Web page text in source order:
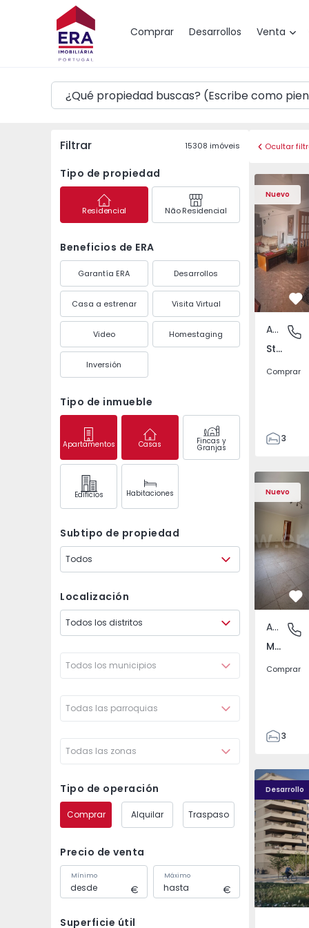
Comprar Desarrollos Venta
Mapa
Filtrar 15308 imóveis
Tipo de propiedad
Residencial Não Residencial
Beneficios de ERA
Garantía ERA Desarrollos
Casa a estrenar Visita Virtual
Video Homestaging
Inversión
Tipo de inmueble
Apartamentos Casas Fincas y
Granjas
Edifícios Habitaciones
Subtipo de propiedad
Todos
Localización
Todos los distritos
Todos los municipios
Todas las parroquias
Todas las zonas
Tipo de operación
Comprar Alquilar Traspaso
Precio de venta
Mínimo Máximo
Superficie útil
Ocultar
Nuevo
Apartamento T3
Sto.
Apartamento
Sto. Ant. Charneca / Vila Chã, Barreiro
Comprar
3
115
147
4
Nuevo
Apartamento T3
Mem
Apartamento
Mem Martins, Sintra
Comprar
3
89
90
7
Desarrollo
PLENO